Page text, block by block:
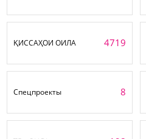
ҚИССАҲОИ ОИЛА 4719
Спецпроекты 8